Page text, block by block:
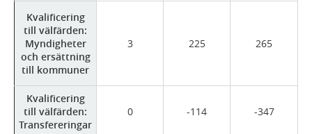
Kvalificering
till välfärden:
Myndigheter
och ersättning
till kommuner
3 225 265
Kvalificering
till välfärden:
Transfereringar
0 -114 -347